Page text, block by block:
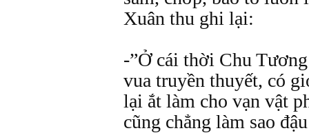
Xuân thu ghi lại:
-”Ở cái thời Chu
vua truyền thuyết, có
lại ắt làm cho vạn vật
cũng chẳng làm sao